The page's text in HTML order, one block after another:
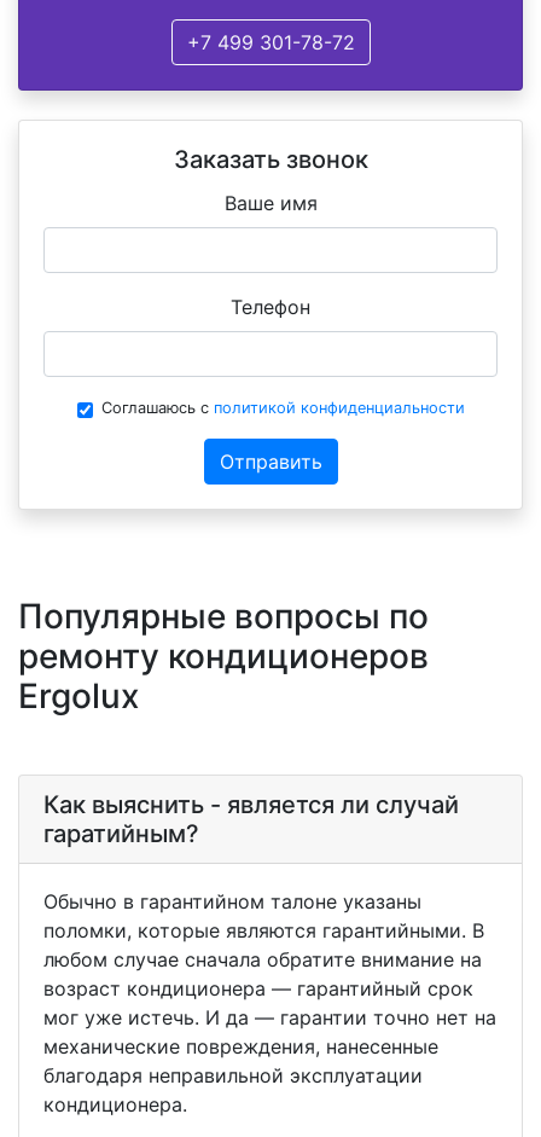
+7 499 301-78-72
Заказать звонок
Ваше имя
Телефон
Соглашаюсь с политикой конфиденциальности
Отправить
Популярные вопросы по
ремонту кондиционеров
Ergolux
Как выяснить - является ли случай
гаратийным?
Обычно в гарантийном талоне указаны
поломки, которые являются гарантийными. В
любом случае сначала обратите внимание на
возраст кондиционера — гарантийный срок
мог уже истечь. И да — гарантии точно нет на
механические повреждения, нанесенные
благодаря неправильной эксплуатации
кондиционера.